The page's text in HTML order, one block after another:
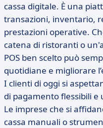
cassa digitale. È una
transazioni, inventario,
prestazioni operative.
catena di ristoranti o
POS ben scelto può
quotidiane e migliorare
I clienti di oggi si
di pagamento flessibili
Le imprese che si
cassa manuali o